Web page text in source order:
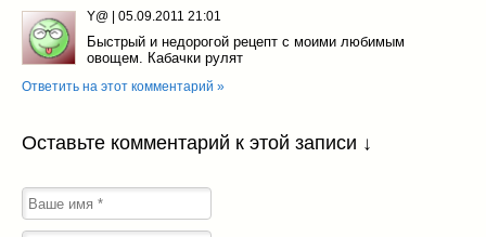
Y@ 05.09.2011 21:01
Быстрый и недорогой рецепт с моими любимым
овощем. Кабачки рулят
Ответить на этот комментарий »
Оставьте комментарий к этой записи ↓